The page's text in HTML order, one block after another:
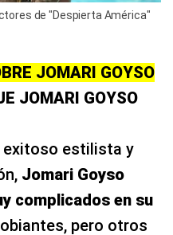
de "Despierta América"
JOMARI GOYSO
JOMARI GOYSO
exitoso estilista y
Jomari Goyso
complicados en su
pero otros